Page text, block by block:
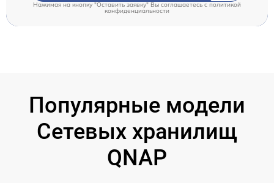
Нажимая на кнопку "Оставить заявку" Вы соглашаетесь cполитикой
конфиденциальности
Популярные модели
Сетевых хранилищ
QNAP